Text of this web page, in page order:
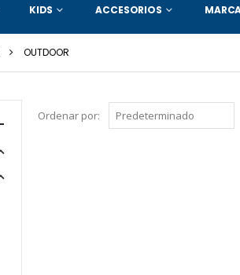
KIDS ACCESORIOS
OUTDOOR
Ordenar por: